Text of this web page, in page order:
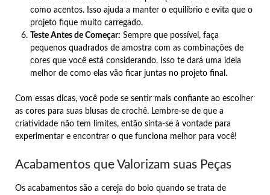
como acentos. Isso ajuda a manter o equilíbrio e evita que o
projeto fique muito carregado.
Teste Antes de Começar: Sempre que possível, faça
pequenos quadrados de amostra com as combinações de
cores que você está considerando. Isso te dará uma ideia
melhor de como elas vão ficar juntas no projeto final.
Com essas dicas, você pode se sentir mais confiante ao escolher
as cores para suas blusas de crochê. Lembre-se de que a
criatividade não tem limites, então sinta-se à vontade para
experimentar e encontrar o que funciona melhor para você!
Acabamentos que Valorizam suas Peças
Os acabamentos são a cereja do bolo quando se trata de